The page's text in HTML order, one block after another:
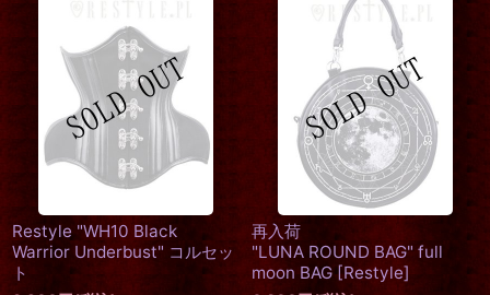
Restyle "WH10 Black
Warrior Underbust" コルセッ
ト
再入荷
"LUNA ROUND BAG" full
moon BAG [Restyle]